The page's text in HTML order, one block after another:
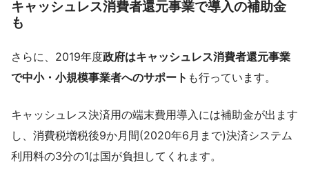
キャッシュレス消費者還元事業で導入の補助金
も
さらに、2019年度政府はキャッシュレス消費者還元事業
で中小・小規模事業者へのサポート も行っています。
キャッシュレス決済用の端末費用導入には補助金が出ます
し、消費税増税後9か月間(2020年6月まで)決済システム
利用料の3分の1は国が負担してくれます。